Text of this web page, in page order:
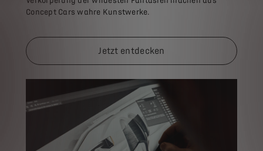
Concept Cars wahre Kunstwerke.
Jetzt entdecken